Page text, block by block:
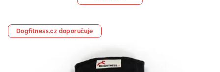
Dogfitness.cz doporučuje